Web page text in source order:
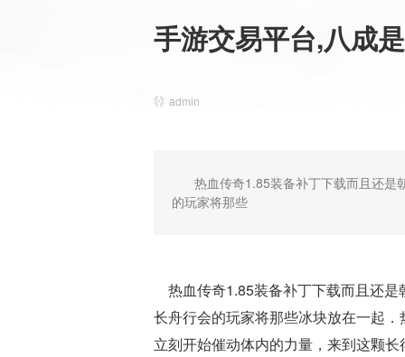
手游交易平台,八成
admin
热血传奇1.85装备补丁下载而且还是
的玩家将那些
热血传奇1.85装备补丁下载而且还
长舟行会的玩家将那些冰块放在一起
立刻开始催动体内的力量，来到这颗